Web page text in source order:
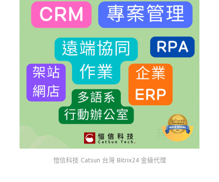
愷信科技 Catsun 台灣 Bitrix24 金級代理